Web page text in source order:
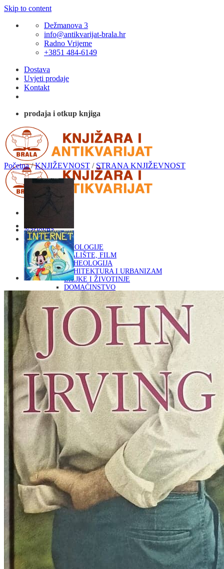
Skip to content
Dežmanova 3
info@antikvarijat-brala.hr
Radno Vrijeme
+3851 484-6149
Dostava
Uvjeti prodaje
Kontakt
prodaja i otkup knjiga
Naslovna
KNJIGE
OD ARHEOLOGIJE
DO KAZALIŠTE, FILM
ARHEOLOGIJA
ARHITEKTURA I URBANIZAM
BILJKE I ŽIVOTINJE
DOMAĆINSTVO
ENCIKLOPEDIJE I LEKSIKONI
ETNOLOGIJA
FILOZOFIJA, SOCIOLOGIJA, ANTROPOLOGIJA
FOTOGRAFIJA
GLAZBENA UMJETNOST
KAZALIŠTE, FILM
OD KNJIŽEVNOST
DO RELIGIJA
KNJIŽEVNOST
LIKOVNA UMJETNOST
LJEKOVITO BILJE I ZDRAVLJE
MITOLOGIJA
POVIJEST I PUBLICISTIKA
PRIRODNE ZNANOSTI
PSIHOLOGIJA, POPULARNA PSIHOLOGIJA,
ALTERNATIVA
RAZNO
RELIGIJA
OD RJEČNIKA
DO ZEMLJOVIDA
RJEČNICI, GRAMATIKE, PRAVOPISI…
ŠAH
SPORT
STRIPOVI
TEHNIČKE ZNANOSTI
TEORIJA I POVIJEST KNJIŽEVNOSTI
VEDUTE
ZAGREB
ZEMLJOVIDI
Otkup knjiga
O nama
Novosti
AKCIJA
Pretraži:
Početna / KNJIŽEVNOST / STRANA KNJIŽEVNOST